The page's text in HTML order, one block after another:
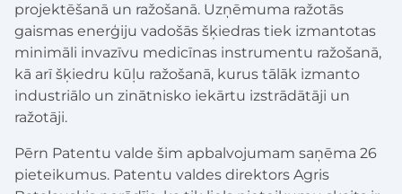
projektēšanā un ražošanā. Uzņēmuma ražotās
gaismas enerģiju vadošās šķiedras tiek izmantotas
minimāli invazīvu medicīnas instrumentu ražošanā,
kā arī šķiedru kūļu ražošanā, kurus tālāk izmanto
industriālo un zinātnisko iekārtu izstrādātāji un
ražotāji.
Pērn Patentu valde šim apbalvojumam saņēma 26
pieteikumus. Patentu valdes direktors Agris